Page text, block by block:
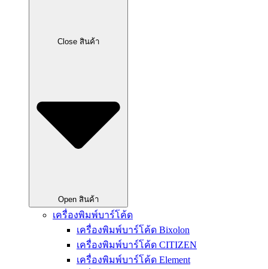
Close สินค้า
Open สินค้า
เครื่องพิมพ์บาร์โค้ด
เครื่องพิมพ์บาร์โค้ด Bixolon
เครื่องพิมพ์บาร์โค้ด CITIZEN
เครื่องพิมพ์บาร์โค้ด Element